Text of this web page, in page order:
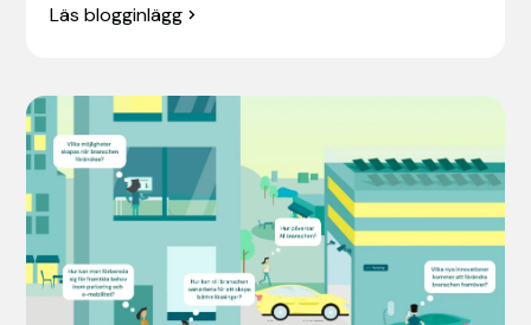
Läs blogginlägg